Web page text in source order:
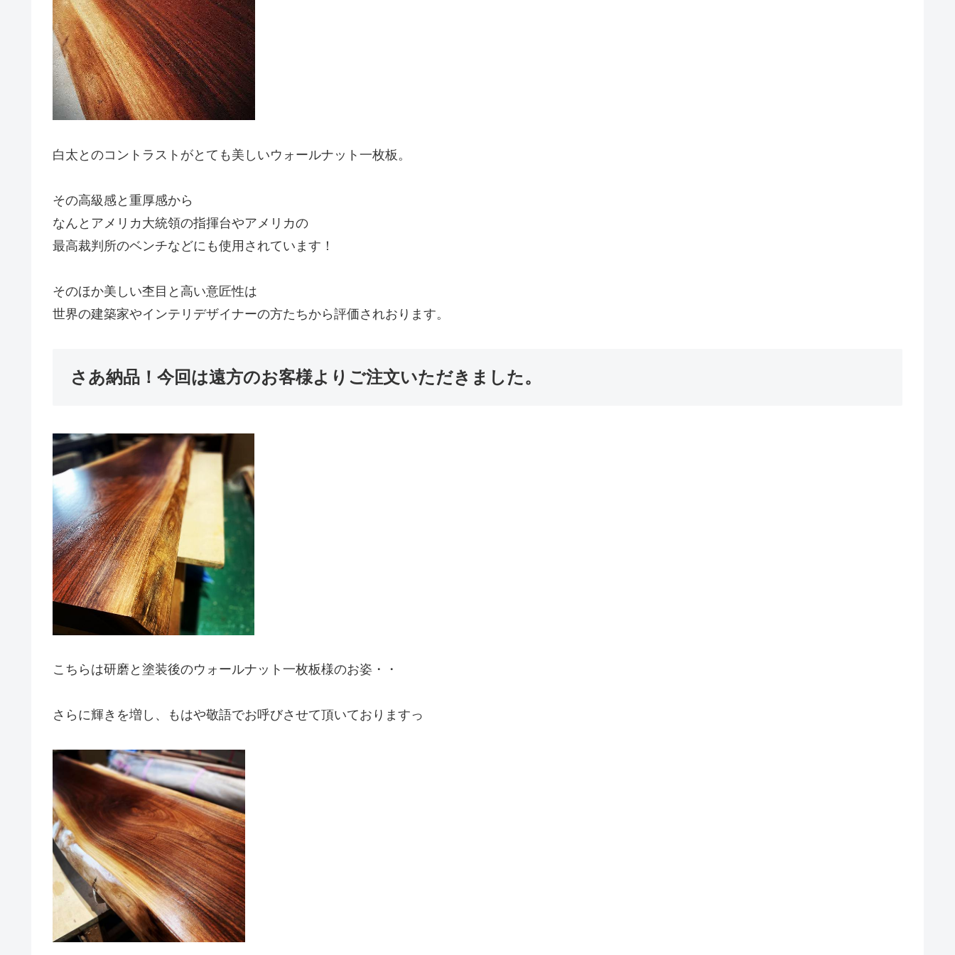
白太とのコントラストがとても美しいウォールナット一枚板。
その高級感と重厚感から
なんとアメリカ大統領の指揮台やアメリカの
最高裁判所のベンチなどにも使用されています！
そのほか美しい杢目と高い意匠性は
世界の建築家やインテリデザイナーの方たちから評価されおります。
さあ納品！今回は遠方のお客様よりご注文いただきました。
こちらは研磨と塗装後のウォールナット一枚板様のお姿・・
さらに輝きを増し、もはや敬語でお呼びさせて頂いておりますっ